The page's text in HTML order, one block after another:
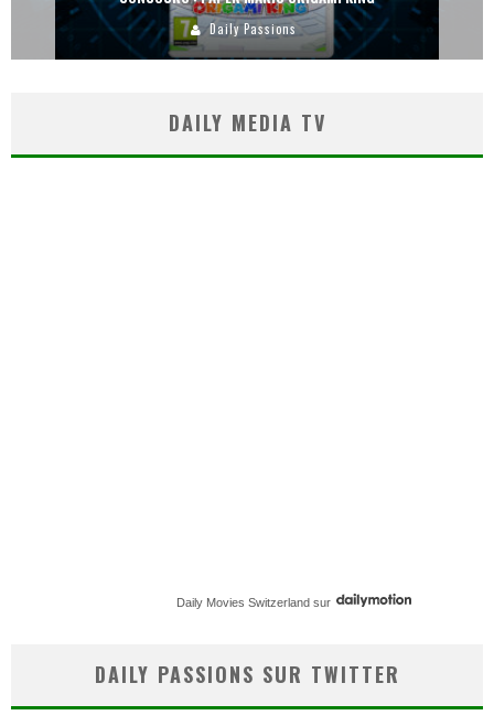
Daily Passions
DAILY MEDIA TV
Daily Movies Switzerland sur
DAILY PASSIONS SUR TWITTER